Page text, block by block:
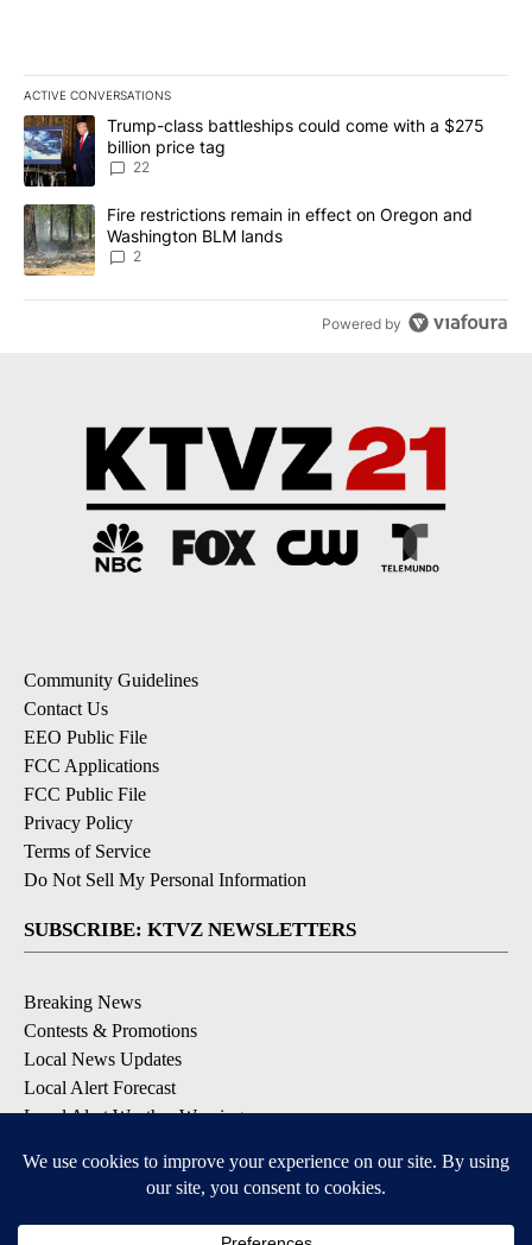
ACTIVE CONVERSATIONS
The following is a list of the most commented articles in the last
A trending article titled "Trump-class battleships could come
Trump-class battleships could come with a $275
billion price tag
22
A trending article titled "Fire restrictions remain in effect on
Fire restrictions remain in effect on Oregon and
Washington BLM lands
2
Powered by
Community Guidelines
Contact Us
EEO Public File
FCC Applications
FCC Public File
Privacy Policy
Terms of Service
Do Not Sell My Personal Information
SUBSCRIBE: KTVZ NEWSLETTERS
Breaking News
Contests & Promotions
Local News Updates
Local Alert Forecast
Local Alert Weather Warnings
DOWNLOAD: KTVZ APPS
Apple & Google Play Stores